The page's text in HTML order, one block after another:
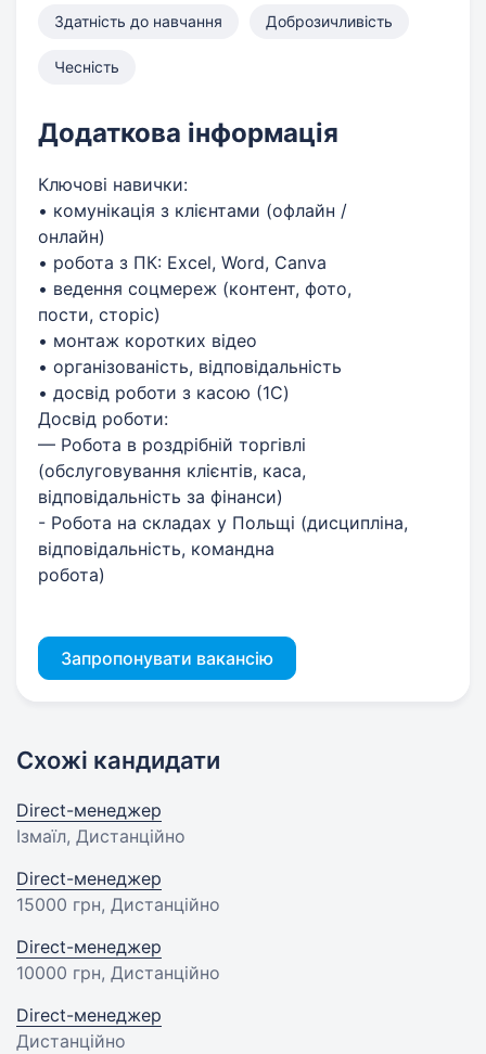
Здатність до навчання Доброзичливість
Чесність
Додаткова інформація
Ключові навички:
• комунікація з клієнтами (офлайн /
онлайн)
• робота з ПК: Excel, Word, Canva
• ведення соцмереж (контент, фото,
пости, сторіс)
• монтаж коротких відео
• організованість, відповідальність
• досвід роботи з касою (1C)
Досвід роботи:
— Робота в роздрібній торгівлі
(обслуговування клієнтів, каса,
відповідальність за фінанси)
- Робота на складах у Польщі (дисципліна,
відповідальність, командна
робота)
Запропонувати вакансію
Схожі кандидати
Direct-менеджер
Ізмаїл, Дистанційно
Direct-менеджер
15000 грн, Дистанційно
Direct-менеджер
10000 грн, Дистанційно
Direct-менеджер
Дистанційно